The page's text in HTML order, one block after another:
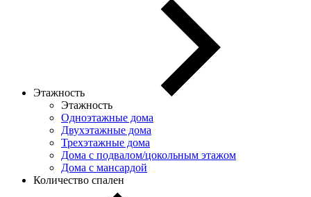
Этажность
Этажность
Одноэтажные дома
Двухэтажные дома
Трехэтажные дома
Дома с подвалом/цокольным этажом
Дома с мансардой
Количество спален